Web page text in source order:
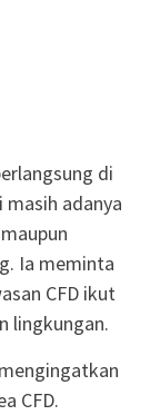
di
adanya
Ia meminta
CFD ikut
lingkungan.
CFD.